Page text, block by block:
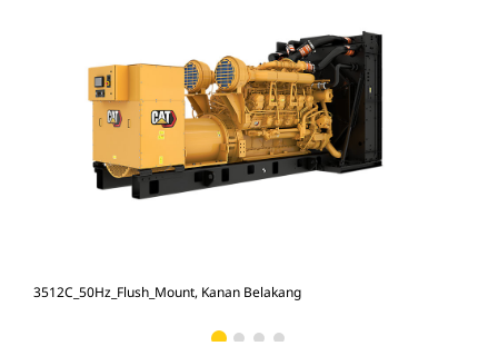
3512C_50Hz_Flush_Mount, Kanan Belakang